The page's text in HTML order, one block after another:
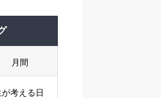
月間
が考える日